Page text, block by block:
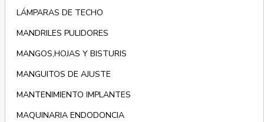
LÁMPARAS DE TECHO
MANDRILES PULIDORES
MANGOS,HOJAS Y BISTURIS
MANGUITOS DE AJUSTE
MANTENIMIENTO IMPLANTES
MAQUINARIA ENDODONCIA